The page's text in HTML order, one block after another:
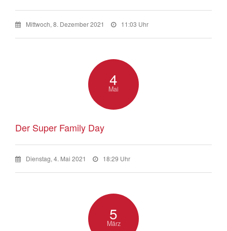
Mittwoch, 8. Dezember 2021 11:03 Uhr
4
Mai
Der Super Family Day
Dienstag, 4. Mai 2021 18:29 Uhr
5
März